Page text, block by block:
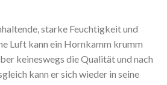
starke Feuchtigkeit und
Luft kann ein Hornkamm krumm
keineswegs die Qualität und nach
kann er sich wieder in seine